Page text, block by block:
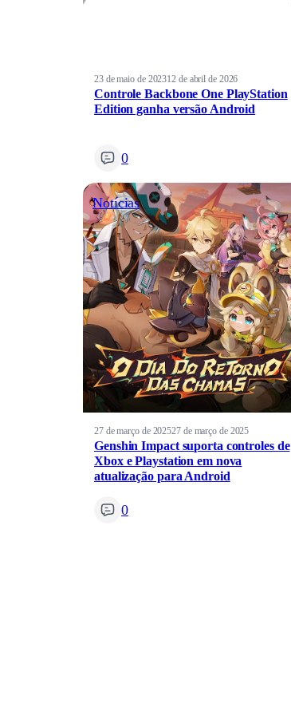
23 de maio de 202312 de abril de 2026
Controle Backbone One PlayStation
Edition ganha versão Android
0
Notícias
27 de março de 202527 de março de 2025
Genshin Impact suporta controles de
Xbox e Playstation em nova
atualização para Android
0